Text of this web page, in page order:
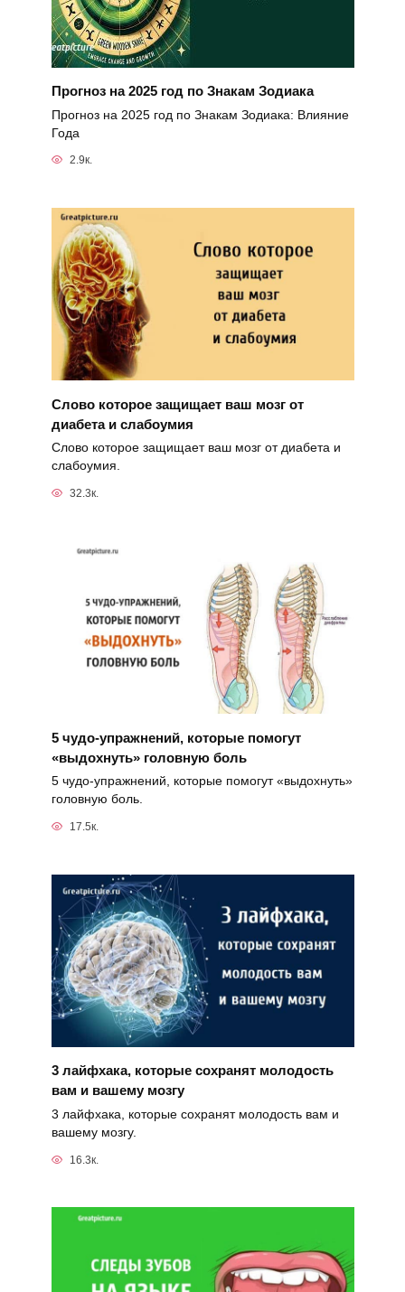
Прогноз на 2025 год по Знакам Зодиака
Прогноз на 2025 год по Знакам Зодиака: Влияние
Года
2.9к.
Слово которое защищает ваш мозг от
диабета и слабоумия
Слово которое защищает ваш мозг от диабета и
слабоумия.
32.3к.
5 чудо-упражнений, которые помогут
«выдохнуть» головную боль
5 чудо-упражнений, которые помогут «выдохнуть»
головную боль.
17.5к.
3 лайфхака, которые сохранят молодость
вам и вашему мозгу
3 лайфхака, которые сохранят молодость вам и
вашему мозгу.
16.3к.